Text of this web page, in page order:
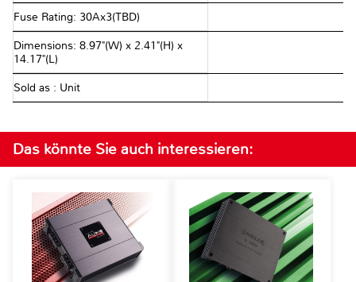
Fuse Rating: 30Ax3(TBD)
Dimensions: 8.97"(W) x 2.41"(H) x
14.17"(L)
Sold as : Unit
Das könnte Sie auch interessieren: